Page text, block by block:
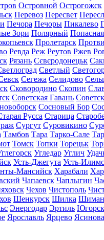
Островной Острогожск
Перевоз Пересвет
Печора Печоры Пикалево
Зори Полярный Попасная
Пролетарск
Ревда Реж Реутов Ржев
Рязань Сєвєродонецьк
Светлый
Сегежа Селидово
Сковородино Скопин
Советская Гавань
Сосновый Бор
Русса Старица
Сургут Суровикино
Тамбов Тара Тарко-Сале
Томск Топки Торецьк
Угледар Углич
Усть-Джегута Усть-
Мансийск Харабали
Чапаевск Чаплыгин
Чехов Чистополь
Шенкурск Шилка
Энергодар Эртиль Югорск
Ярославль Ярцево